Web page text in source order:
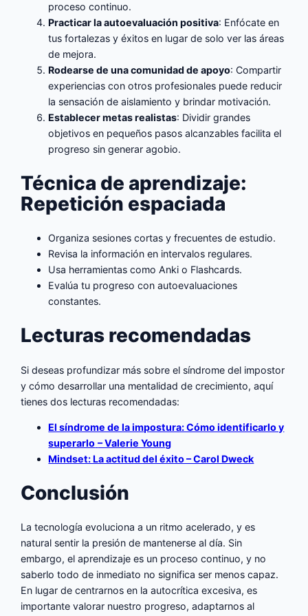
proceso continuo.
Practicar la autoevaluación positiva: Enfócate en
tus fortalezas y éxitos en lugar de solo ver las áreas
de mejora.
Rodearse de una comunidad de apoyo: Compartir
experiencias con otros profesionales puede reducir
la sensación de aislamiento y brindar motivación.
Establecer metas realistas: Dividir grandes
objetivos en pequeños pasos alcanzables facilita el
progreso sin generar agobio.
Técnica de aprendizaje:
Repetición espaciada
Organiza sesiones cortas y frecuentes de estudio.
Revisa la información en intervalos regulares.
Usa herramientas como Anki o Flashcards.
Evalúa tu progreso con autoevaluaciones
constantes.
Lecturas recomendadas
Si deseas profundizar más sobre el síndrome del impostor
y cómo desarrollar una mentalidad de crecimiento, aquí
tienes dos lecturas recomendadas:
El síndrome de la impostura: Cómo identificarlo y
superarlo – Valerie Young
Mindset: La actitud del éxito – Carol Dweck
Conclusión
La tecnología evoluciona a un ritmo acelerado, y es
natural sentir la presión de mantenerse al día. Sin
embargo, el aprendizaje es un proceso continuo, y no
saberlo todo de inmediato no significa ser menos capaz.
En lugar de centrarnos en la autocrítica excesiva, es
importante valorar nuestro progreso, adaptarnos al